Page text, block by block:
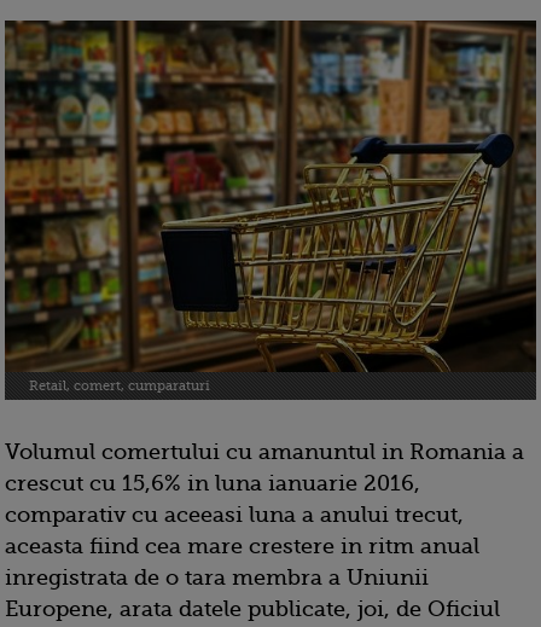
Retail, comert, cumparaturi
Volumul comertului cu amanuntul in Romania a
crescut cu 15,6% in luna ianuarie 2016,
comparativ cu aceeasi luna a anului trecut,
aceasta fiind cea mare crestere in ritm anual
inregistrata de o tara membra a Uniunii
Europene, arata datele publicate, joi, de Oficiul